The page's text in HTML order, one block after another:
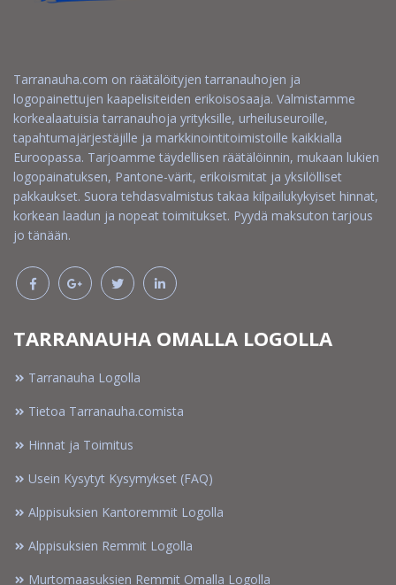
Tarranauha.com on räätälöityjen tarranauhojen ja
logopainettujen kaapelisiteiden erikoisosaaja. Valmistamme
korkealaatuisia tarranauhoja yrityksille, urheiluseuroille,
tapahtumajärjestäjille ja markkinointitoimistoille kaikkialla
Euroopassa. Tarjoamme täydellisen räätälöinnin, mukaan lukien
logopainatuksen, Pantone-värit, erikoismitat ja yksilölliset
pakkaukset. Suora tehdasvalmistus takaa kilpailukykyiset hinnat,
korkean laadun ja nopeat toimitukset. Pyydä maksuton tarjous
jo tänään.
TARRANAUHA OMALLA LOGOLLA
Tarranauha Logolla
Tietoa Tarranauha.comista
Hinnat ja Toimitus
Usein Kysytyt Kysymykset (FAQ)
Alppisuksien Kantoremmit Logolla
Alppisuksien Remmit Logolla
Murtomaasuksien Remmit Omalla Logolla